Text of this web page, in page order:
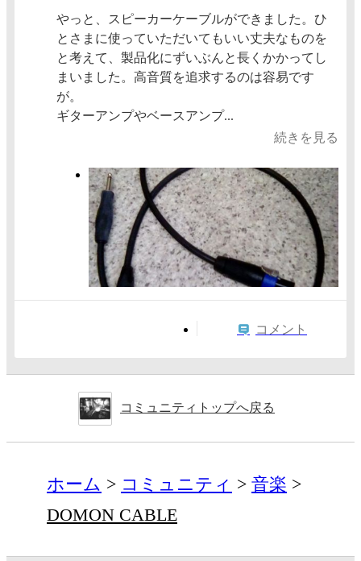
やっと、スピーカーケーブルができました。ひ
とさまに使っていただいてもいい丈夫なものを
と考えて、製品化にずいぶんと長くかかってし
まいました。高音質を追求するのは容易です
が。
ギターアンプやベースアンプ...
続きを見る
コメント
コミュニティトップへ戻る
ホーム コミュニティ
音楽
DOMON CABLE